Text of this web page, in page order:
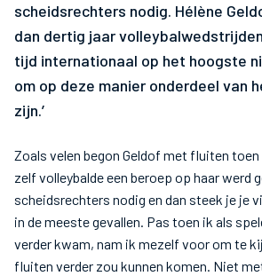
scheidsrechters nodig. Hélène
dan dertig jaar
tijd internationaal op het hoogste
om op deze manier onderdeel van
zijn.’
Zoals velen begon Geldof met fluiten toen
zelf volleybalde een beroep op haar werd
scheidsrechters nodig en dan steek je je
in de meeste gevallen. Pas toen ik als
verder kwam, nam ik mezelf voor om te
fluiten verder zou kunnen komen. Niet